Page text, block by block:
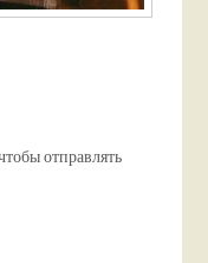
отправлять